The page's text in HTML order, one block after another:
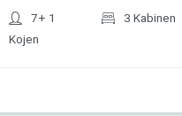
7+ 1
Kojen
3 Kabinen